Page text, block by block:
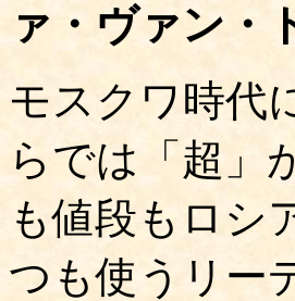
ァ・ヴァン・
モスクワ時代
らでは「超」
も値段もロシ
つも使うリー